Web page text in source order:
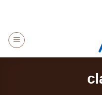
content